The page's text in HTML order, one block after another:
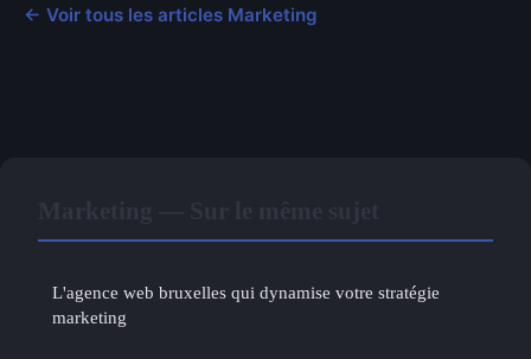
← Voir tous les articles Marketing
L'agence web bruxelles qui dynamise votre stratégie
marketing